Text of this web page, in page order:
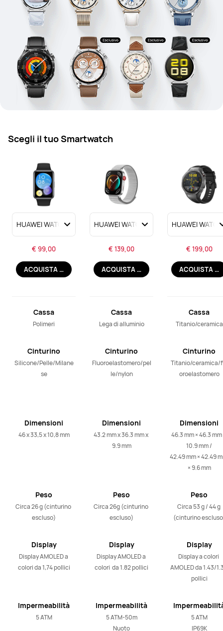
Scegli il tuo Smartwatch
€ 99,00
ACQUISTA ORA
Cassa
dell’orologio
Polimeri
Cinturino
Silicone/Pelle/Milane
se
Dimensioni
46 x 33,5 x 10,8 mm
Peso
Circa 26 g (cinturino
escluso)
Display
Display AMOLED a
colori da 1,74 pollici
Impermeabilità
5 ATM
€ 139,00
ACQUISTA ORA
Cassa
dell’orologio
Lega di alluminio
Cinturino
Fluoroelastomero/pel
le/nylon
Dimensioni
43.2 mm x 36.3 mm x
9.9 mm
Peso
Circa 26g (cinturino
escluso)
Display
Display AMOLED a
colori  da 1.82 pollici
Impermeabilità
5 ATM-50m
Nuoto
€ 199,00
ACQUISTA ORA
Cassa
dell’orologio
Titanio/ceramica
Cinturino
Titanio/ceramica/
oroelastomero
Dimensioni
46.3 mm × 46.3 mm
10.9 mm /
42.49 mm × 42.49
× 9.6 mm
Peso
Circa 53 g / 44 g
(cinturino
Display
Display a colori
AMOLED da 1.43/
pollici
5 ATM
IP69K